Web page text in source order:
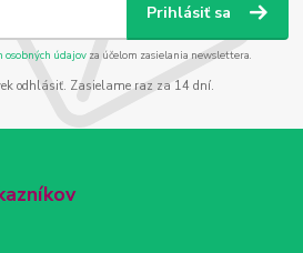
Prihlásiť sa
osobných údajov za účelom zasielania newslettera.
odhlásiť. Zasielame raz za 14 dní.